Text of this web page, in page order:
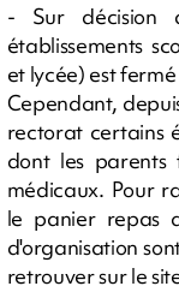
- Sur décision
établissements
et lycée) est
Cependant,
rectorat certains
dont les parents
médicaux. Pour
le panier repas
d'organisation
retrouver sur le